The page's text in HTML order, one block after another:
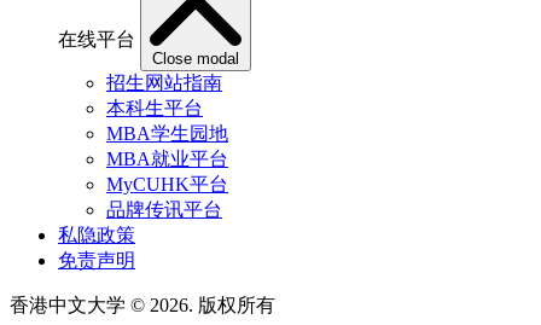
在线平台
Close modal
招生网站指南
本科生平台
MBA学生园地
MBA就业平台
MyCUHK平台
品牌传讯平台
私隐政策
免责声明
香港中文大学 © 2026. 版权所有